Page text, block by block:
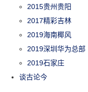
2015贵州贵阳
2017精彩吉林
2019海南椰风
2019深圳华为总部
2019石家庄
谈古论今